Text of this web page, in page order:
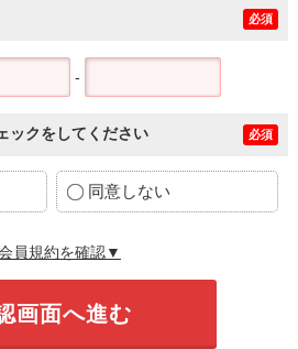
必須
-
ックをしてください 必須
同意しない
員規約を確認▼